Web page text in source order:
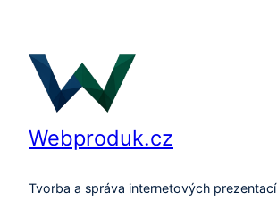
obsah
Webproduk.cz
Tvorba a správa internetových prezentací